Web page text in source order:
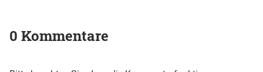
0 Kommentare